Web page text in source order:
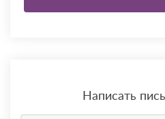
Написать